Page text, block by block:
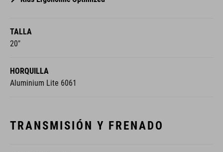
TALLA
20"
HORQUILLA
Aluminium Lite 6061
TRANSMISIÓN Y FRENADO